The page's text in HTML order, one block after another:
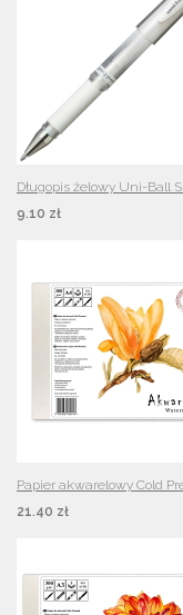
Długopis żelowy Uni-Ball
9.10 zł
Papier akwarelowy Cold
21.40 zł